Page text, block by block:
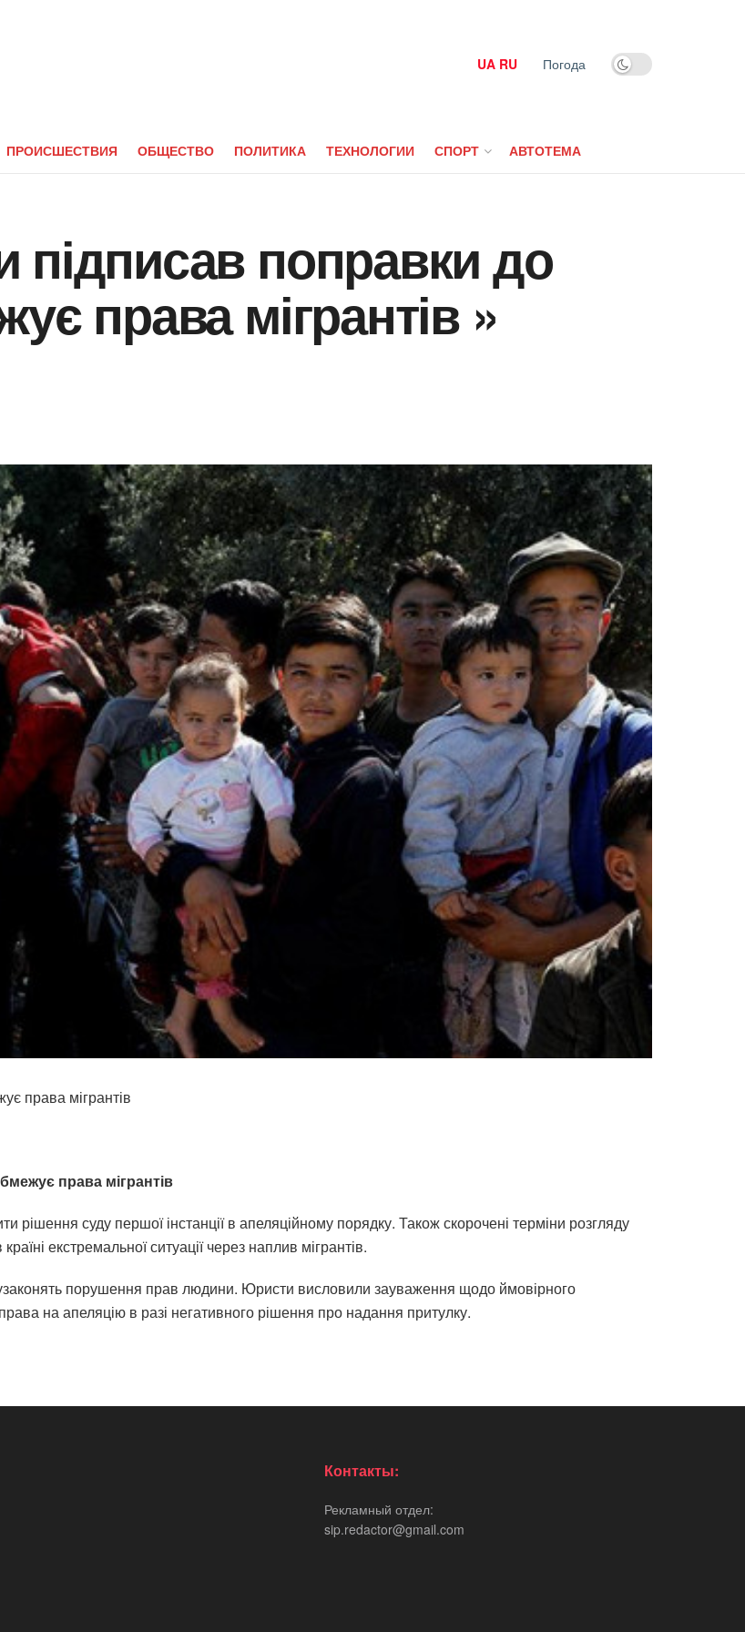
UA RU Погода
ПРОИСШЕСТВИЯ ОБЩЕСТВО ПОЛИТИКА ТЕХНОЛОГИИ СПОРТ АВТОТЕМА
підписав поправки до
права мігрантів »
права мігрантів
права мігрантів
суду першої інстанції в апеляційному порядку. Також скорочені терміни розгляду
екстремальної ситуації через наплив мігрантів.
узаконять порушення прав людини. Юристи висловили зауваження щодо ймовірного
на апеляцію в разі негативного рішення про надання притулку.
Контакты:
Рекламный отдел:
sip.redactor@gmail.com